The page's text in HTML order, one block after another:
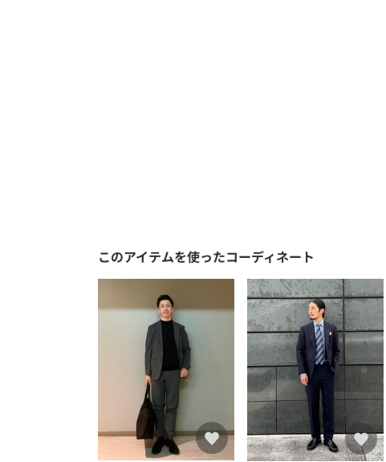
このアイテムを使ったコーディネート